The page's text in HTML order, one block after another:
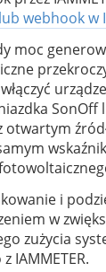
webhook w
moc
otwartym
i
w
zużycia
IAMMETER.